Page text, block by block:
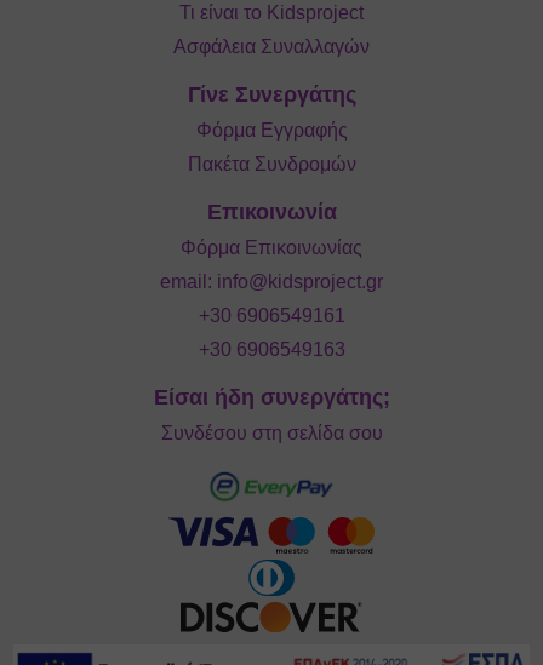
Τι είναι το Kidsproject
Ασφάλεια Συναλλαγών
Γίνε Συνεργάτης
Φόρμα Εγγραφής
Πακέτα Συνδρομών
Επικοινωνία
Φόρμα Επικοινωνίας
email: info@kidsproject.gr
+30 6906549161
+30 6906549163
Είσαι ήδη συνεργάτης;
Συνδέσου στη σελίδα σου